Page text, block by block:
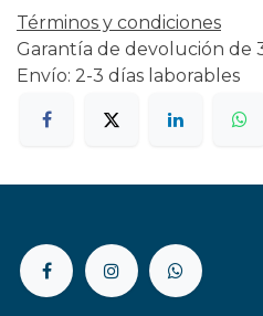
Términos y condiciones
Garantía de devolución de
Envío: 2-3 días laborables